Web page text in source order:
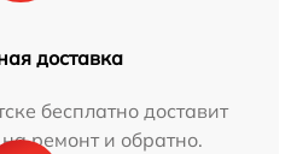
доставка
бесплатно доставит
ремонт и обратно.